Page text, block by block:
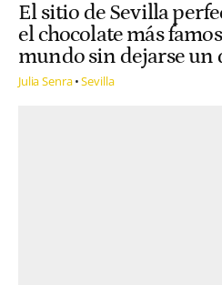
El sitio de Sevilla
el chocolate más
mundo sin dejarse un
Julia Senra Sevilla